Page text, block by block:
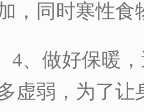
，同时寒性食
做好保暖，
虚弱，为了让